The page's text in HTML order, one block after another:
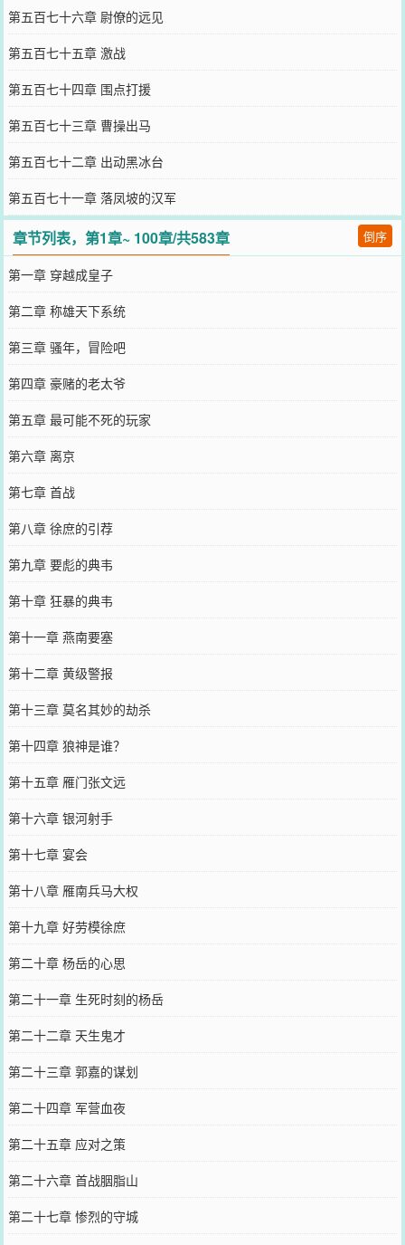
第五百七十六章 尉僚的远见
第五百七十五章 激战
第五百七十四章 围点打援
第五百七十三章 曹操出马
第五百七十二章 出动黑冰台
第五百七十一章 落凤坡的汉军
章节列表，第1章~ 100章/共583章 倒序
第一章 穿越成皇子
第二章 称雄天下系统
第三章 骚年，冒险吧
第四章 豪赌的老太爷
第五章 最可能不死的玩家
第六章 离京
第七章 首战
第八章 徐庶的引荐
第九章 要彪的典韦
第十章 狂暴的典韦
第十一章 燕南要塞
第十二章 黄级警报
第十三章 莫名其妙的劫杀
第十四章 狼神是谁？
第十五章 雁门张文远
第十六章 银河射手
第十七章 宴会
第十八章 雁南兵马大权
第十九章 好劳模徐庶
第二十章 杨岳的心思
第二十一章 生死时刻的杨岳
第二十二章 天生鬼才
第二十三章 郭嘉的谋划
第二十四章 军营血夜
第二十五章 应对之策
第二十六章 首战胭脂山
第二十七章 惨烈的守城